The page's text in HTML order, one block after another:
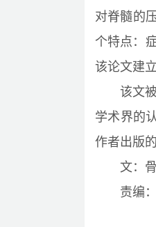
对脊髓的
个特点：
该论文建
该文
学术界的
作者出版
文：
责编